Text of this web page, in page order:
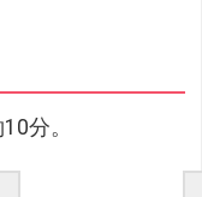
分。